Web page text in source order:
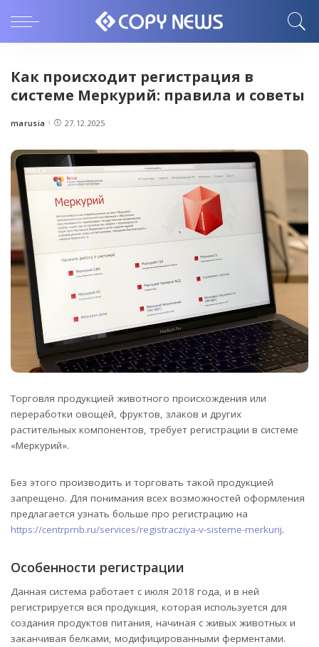
Как происходит регистрация в
системе Меркурий: правила и советы
Posted
marusia 27.12.2025
Торговля продукцией животного происхождения или
переработки овощей, фруктов, злаков и других
растительных компонентов, требует регистрации в системе
«Меркурий».
Без этого производить и торговать такой продукцией
запрещено. Для понимания всех возможностей оформления
предлагается узнать больше про регистрацию на
https://centrpmb.ru/services/registracziya-v-sisteme-merkurij.
Особенности регистрации
Данная система работает с июля 2018 года, и в ней
регистрируется вся продукция, которая используется для
создания продуктов питания, начиная с живых животных и
заканчивая белками, модифицированными ферментами.